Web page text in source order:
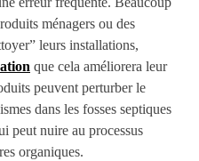
ménagers ou des
leurs installations,
que cela améliorera leur
peuvent perturber le
dans les fosses septiques
peut nuire au processus
organiques.